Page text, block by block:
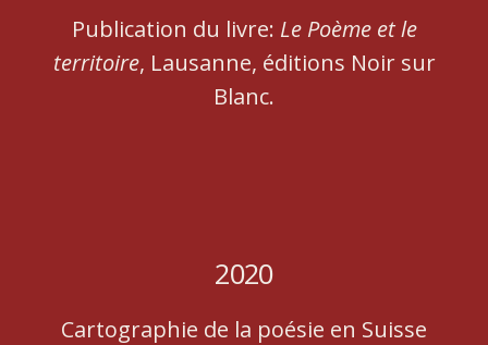
Publication du livre: Le Poème et le
territoire, Lausanne, éditions Noir sur
Blanc.
2020
Cartographie de la poésie en Suisse